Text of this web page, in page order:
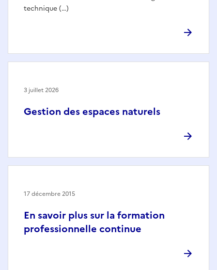
technique (…)
Gestion des espaces naturels
3 juillet 2026
En savoir plus sur la formation
professionnelle continue
17 décembre 2015